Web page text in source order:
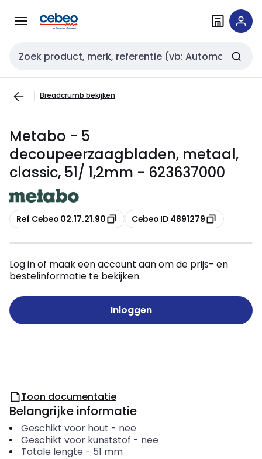
naar
naar
Zoekveld invoer
Breadcrumb bekijken
Metabo - 5
decoupeerzaagbladen, metaal,
classic, 51/ 1,2mm - 623637000
Kopiëren
Ref Cebeo 02.17.21.90 Kopiëren
Cebeo ID 4891279
Log in of maak een account aan om de prijs- en
bestelinformatie te bekijken
Inloggen
Toon documentatie
Belangrijke informatie
Geschikt voor hout - nee
Geschikt voor kunststof - nee
Totale lengte - 51 mm